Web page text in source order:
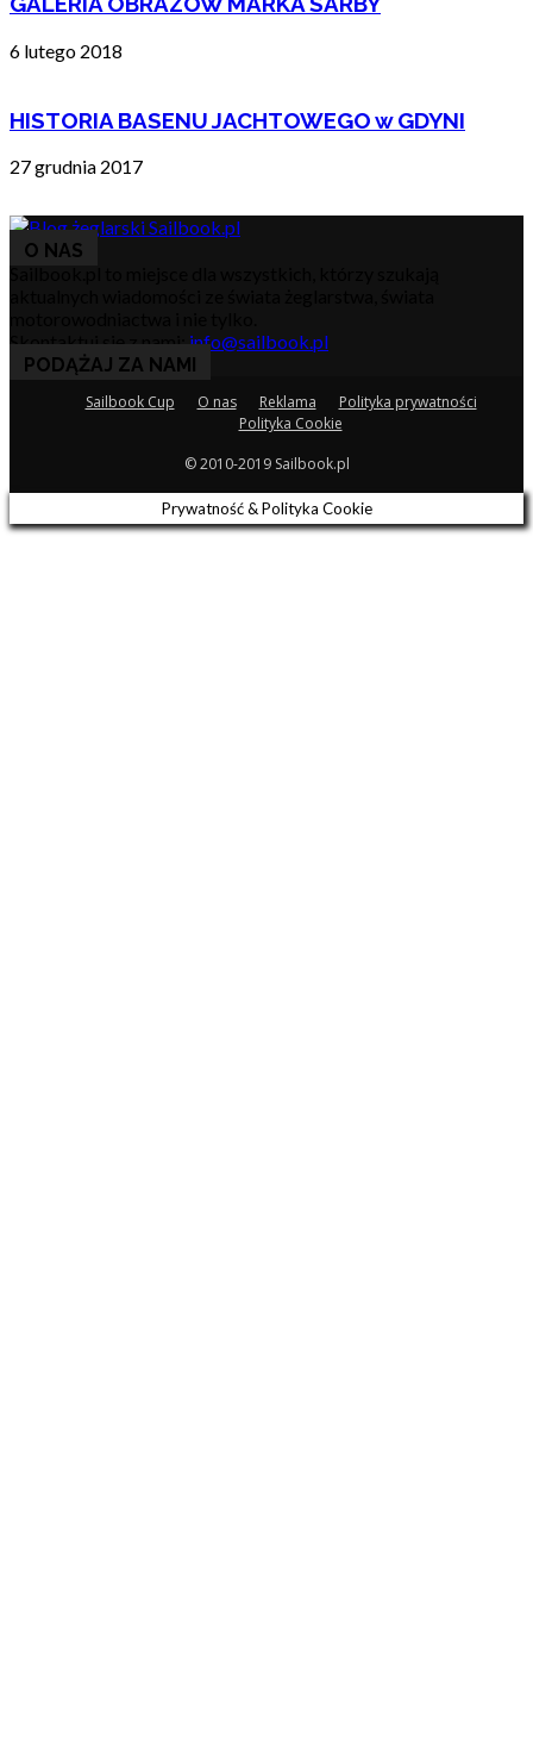
6 lutego 2018
HISTORIA BASENU JACHTOWEGO w GDYNI
27 grudnia 2017
O NAS
Skontaktuj się z nami: info@sailbook.pl
PODĄŻAJ ZA NAMI
Sailbook Cup O nas Reklama
Polityka prywatności
Polityka Cookie
© 2010-2019 Sailbook.pl
Prywatność & Polityka Cookie